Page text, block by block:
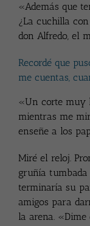
«Además que
¿La cuchilla
don Alfredo, el
Recordé que
me cuentas,
«Un corte muy
mientras me
enseñe a los
Miré el reloj.
gruñía
terminaría su
amigos para
la arena. «Dime